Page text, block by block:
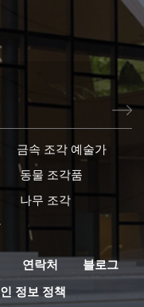
금속 조각 예술가
동물 조각품
나무 조각
연락처
블로그
정보 정책